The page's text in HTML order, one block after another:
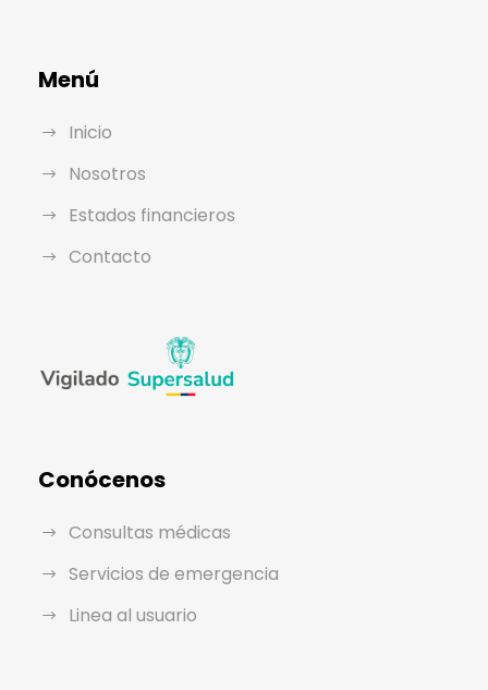
Menú
Inicio
Nosotros
Estados financieros
Contacto
Conócenos
Consultas médicas
Servicios de emergencia
Linea al usuario